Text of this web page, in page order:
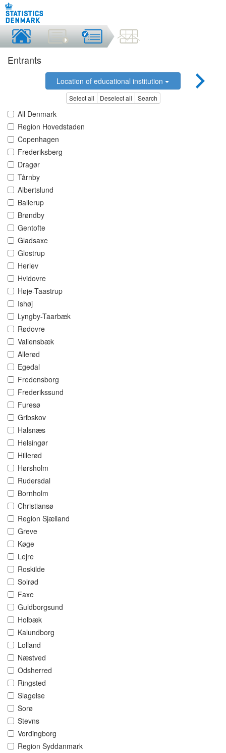
Entrants
Location of educational institution
Select all Deselect all Search
All Denmark
Region Hovedstaden
Copenhagen
Frederiksberg
Dragør
Tårnby
Albertslund
Ballerup
Brøndby
Gentofte
Gladsaxe
Glostrup
Herlev
Hvidovre
Høje-Taastrup
Ishøj
Lyngby-Taarbæk
Rødovre
Vallensbæk
Allerød
Egedal
Fredensborg
Frederikssund
Furesø
Gribskov
Halsnæs
Helsingør
Hillerød
Hørsholm
Rudersdal
Bornholm
Christiansø
Region Sjælland
Greve
Køge
Lejre
Roskilde
Solrød
Faxe
Guldborgsund
Holbæk
Kalundborg
Lolland
Næstved
Odsherred
Ringsted
Slagelse
Sorø
Stevns
Vordingborg
Region Syddanmark